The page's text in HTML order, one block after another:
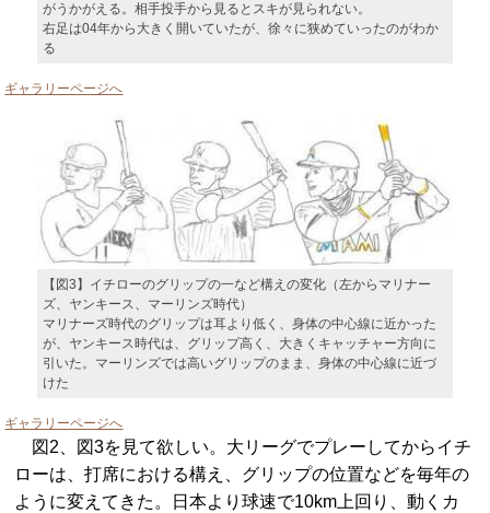
がうかがえる。相手投手から見るとスキが見られない。
右足は04年から大きく開いていたが、徐々に狭めていったのがわか
る
ギャラリーページへ
【図3】イチローのグリップの一など構えの変化（左からマリナー
ズ、ヤンキース、マーリンズ時代）
マリナーズ時代のグリップは耳より低く、身体の中心線に近かった
が、ヤンキース時代は、グリップ高く、大きくキャッチャー方向に
引いた。マーリンズでは高いグリップのまま、身体の中心線に近づ
けた
ギャラリーページへ
図2、図3を見て欲しい。大リーグでプレーしてからイチ
ローは、打席における構え、グリップの位置などを毎年の
ように変えてきた。日本より球速で10km上回り、動くカ